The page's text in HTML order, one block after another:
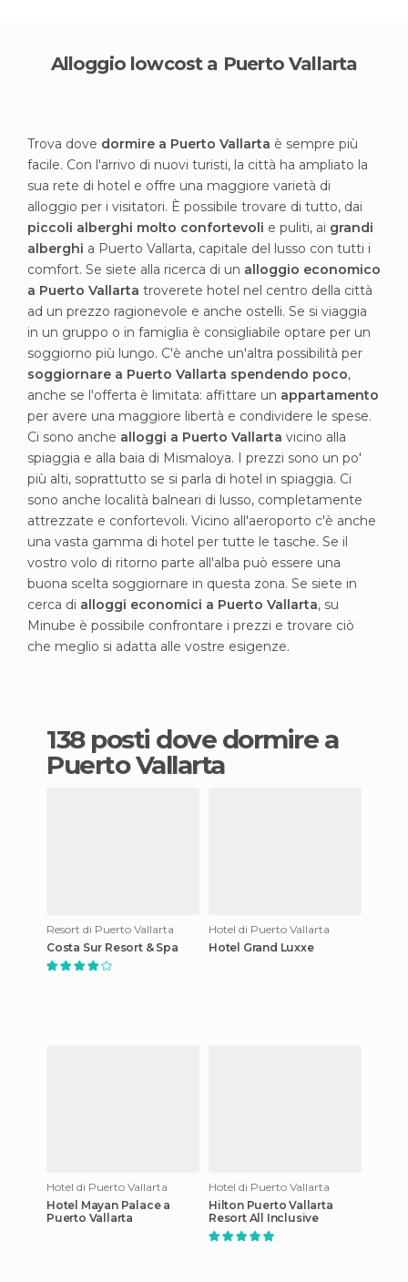
Alloggio lowcost a Puerto Vallarta
Trova dove dormire a Puerto Vallarta è sempre più
facile. Con l'arrivo di nuovi turisti, la città ha ampliato la
sua rete di hotel e offre una maggiore varietà di
alloggio per i visitatori. È possibile trovare di tutto, dai
piccoli alberghi molto confortevoli e puliti, ai grandi
alberghi a Puerto Vallarta, capitale del lusso con tutti i
comfort. Se siete alla ricerca di un alloggio economico
a Puerto Vallarta troverete hotel nel centro della città
ad un prezzo ragionevole e anche ostelli. Se si viaggia
in un gruppo o in famiglia è consigliabile optare per un
soggiorno più lungo. C'è anche un'altra possibilità per
soggiornare a Puerto Vallarta spendendo poco,
anche se l'offerta è limitata: affittare un appartamento
per avere una maggiore libertà e condividere le spese.
Ci sono anche alloggi a Puerto Vallarta vicino alla
spiaggia e alla baia di Mismaloya. I prezzi sono un po'
più alti, soprattutto se si parla di hotel in spiaggia. Ci
sono anche località balneari di lusso, completamente
attrezzate e confortevoli. Vicino all'aeroporto c'è anche
una vasta gamma di hotel per tutte le tasche. Se il
vostro volo di ritorno parte all'alba può essere una
buona scelta soggiornare in questa zona. Se siete in
cerca di alloggi economici a Puerto Vallarta, su
Minube è possibile confrontare i prezzi e trovare ciò
che meglio si adatta alle vostre esigenze.
138 posti dove dormire a
Puerto Vallarta
Resort di Puerto Vallarta
Costa Sur Resort & Spa
Hotel di Puerto Vallarta
Hotel Grand Luxxe
Hotel di Puerto Vallarta
Hotel Mayan Palace a
Puerto Vallarta
Hotel di Puerto Vallarta
Hilton Puerto Vallarta
Resort All Inclusive